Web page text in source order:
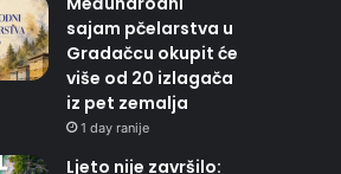
sajam pčelarstva u
Gradačcu okupit će
više od 20 izlagača
iz pet zemalja
1 day ranije
Ljeto nije završilo: